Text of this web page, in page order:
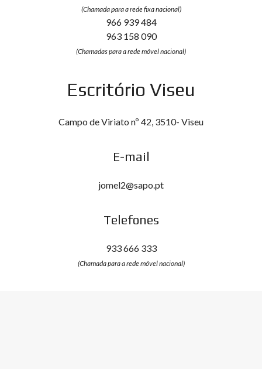
(Chamada para a rede fixa nacional)
966 939 484
963 158 090
(Chamadas para a rede móvel nacional)
Escritório Viseu
Campo de Viriato nº 42, 3510- Viseu
E-mail
jomel2@sapo.pt
Telefones
933 666 333
(Chamada para a rede móvel nacional)